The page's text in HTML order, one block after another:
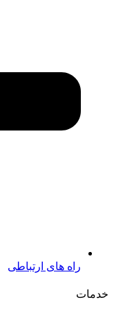
راه های ارتباطی
خدمات